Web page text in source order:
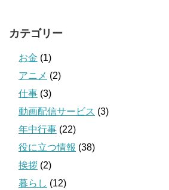
カテゴリー
お金 (1)
アニメ (2)
仕事 (3)
動画配信サービス (3)
年中行事 (22)
役に立つ情報 (38)
挨拶 (2)
暮らし (12)